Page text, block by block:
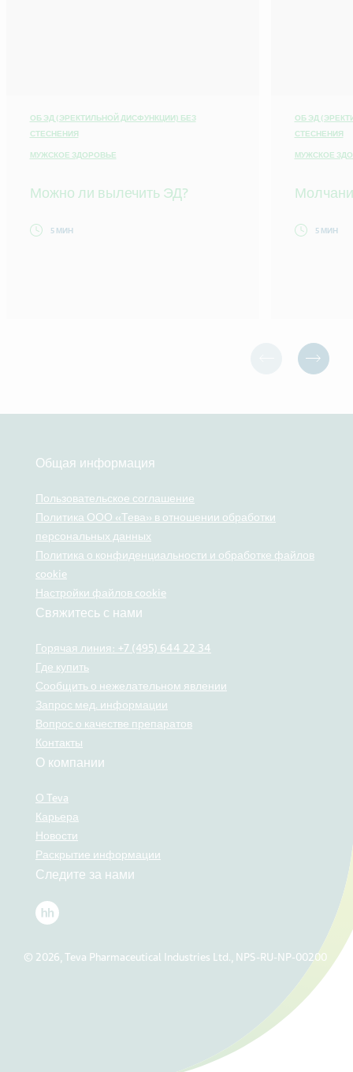
ОБ ЭД (ЭРЕКТИЛЬНОЙ ДИСФУНКЦИИ) БЕЗ
СТЕСНЕНИЯ
МУЖСКОЕ ЗДОРОВЬЕ
Можно ли вылечить ЭД?
5 МИН
ОБ ЭД
СТЕСНЕНИЯ
МУЖСКОЕ
5 МИН
Общая информация
Пользовательское соглашение
Политика ООО «Тева» в отношении обработки
персональных данных
Политика о конфиденциальности и обработке файлов
cookie
Настройки файлов cookie
Свяжитесь с нами
Горячая линия: +7 (495) 644 22 34
Где купить
Сообщить о нежелательном явлении
Запрос мед. информации
Вопрос о качестве препаратов
Контакты
О компании
О Teva
Карьера
Новости
Раскрытие информации
Следите за нами
© 2026, Teva Pharmaceutical Industries Ltd., NPS-RU-NP-00200